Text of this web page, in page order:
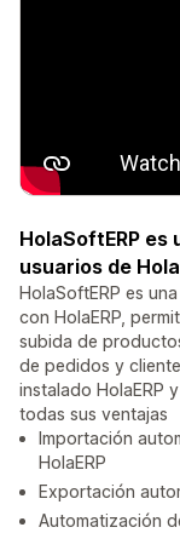
HolaSoftERP
usuarios de
HolaSoftERP es
con HolaERP,
subida de
de pedidos y
instalado HolaERP
todas sus ventajas
Importación
HolaERP
Exportación
Automatización